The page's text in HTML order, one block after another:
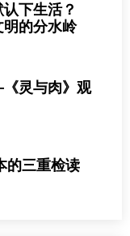
下生活？
的分水岭
灵与肉》观
三重检读